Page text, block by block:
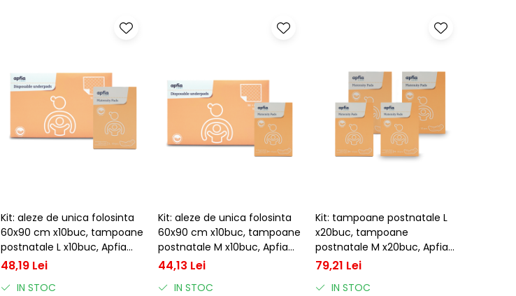
Kit: aleze de unica folosinta
60x90 cm x10buc, tampoane
postnatale L x10buc, Apfia
Care
48,19 Lei
IN STOC
Kit: aleze de unica folosinta
60x90 cm x10buc, tampoane
postnatale M x10buc, Apfia
Care
44,13 Lei
IN STOC
Kit: tampoane postnatale L
x20buc, tampoane
postnatale M x20buc, Apfia
Care
79,21 Lei
IN STOC